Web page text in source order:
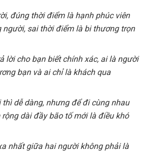
đúng thời điểm là hạnh phúc viên
người, sai thời điểm là bi thương trọn
lời cho bạn biết chính xác, ai là người
bạn và ai chỉ là khách qua
thì dễ dàng, nhưng để đi cùng nhau
dài đầy bão tố mới là điều khó
nhất giữa hai người không phải là